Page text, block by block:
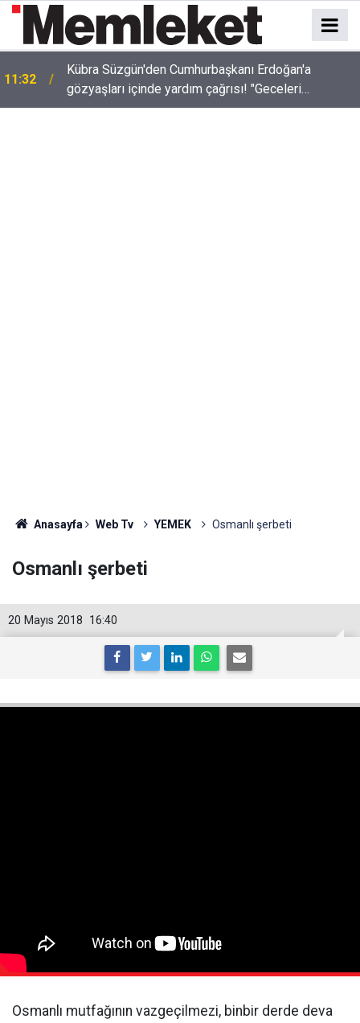
11:32
Kübra Süzgün'den Cumhurbaşkanı Erdoğan'a
gözyaşları içinde yardım çağrısı! "Geceleri
uyuyamıyorum"
Anasayfa Web Tv YEMEK Osmanlı şerbeti
Osmanlı şerbeti
16:40
20 Mayıs 2018
Osmanlı mutfağının vazgeçilmezi, binbir derde deva